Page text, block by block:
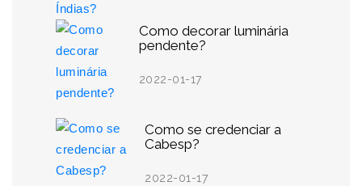
Como decorar luminária
pendente?
2022-01-17
Como se credenciar a
Cabesp?
2022-01-17